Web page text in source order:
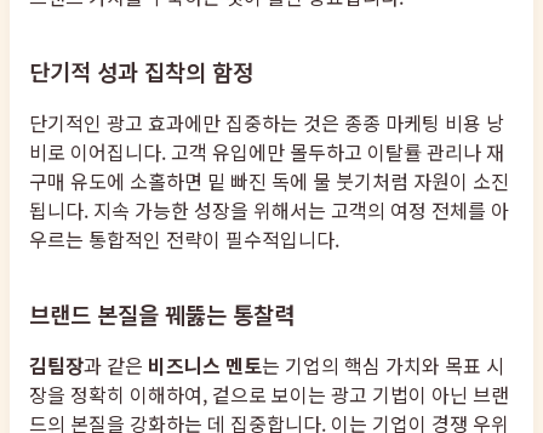
단기적 성과 집착의 함정
단기적인 광고 효과에만 집중하는 것은 종종 마케팅 비용 낭
비로 이어집니다. 고객 유입에만 몰두하고 이탈률 관리나 재
구매 유도에 소홀하면 밑 빠진 독에 물 붓기처럼 자원이 소진
됩니다. 지속 가능한 성장을 위해서는 고객의 여정 전체를 아
우르는 통합적인 전략이 필수적입니다.
브랜드 본질을 꿰뚫는 통찰력
김팀장과 같은 비즈니스 멘토는 기업의 핵심 가치와 목표 시
장을 정확히 이해하여, 겉으로 보이는 광고 기법이 아닌 브랜
드의 본질을 강화하는 데 집중합니다. 이는 기업이 경쟁 우위